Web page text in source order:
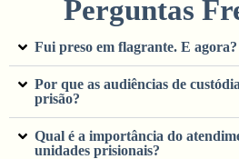
Perguntas
Fui preso em flagrante. E agora?
Por que as audiências de
prisão?
Qual é a importância do
unidades prisionais?